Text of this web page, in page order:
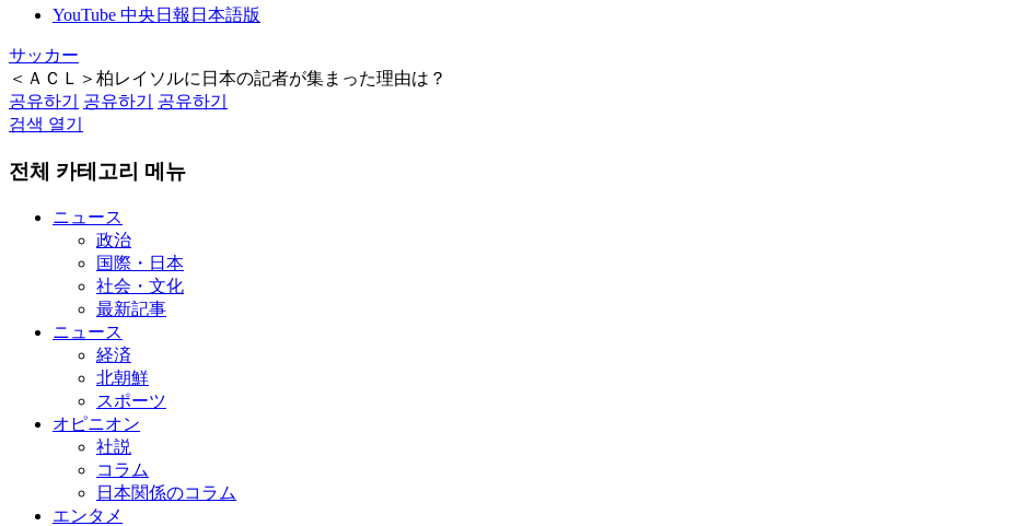
YouTube 中央日報日本語版
サッカー
＜ＡＣＬ＞柏レイソルに日本の記者が集まった理由は？
공유하기
공유하기
공유하기
검색 열기
전체 카테고리 메뉴
ニュース
政治
国際・日本
社会・文化
最新記事
ニュース
経済
北朝鮮
スポーツ
オピニオン
社説
コラム
日本関係のコラム
エンタメ